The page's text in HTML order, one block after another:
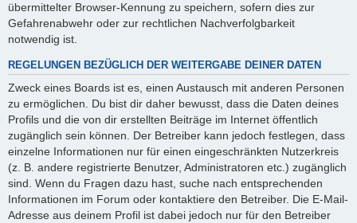
übermittelter Browser-Kennung zu speichern, sofern dies zur
Gefahrenabwehr oder zur rechtlichen Nachverfolgbarkeit
notwendig ist.
REGELUNGEN BEZÜGLICH DER WEITERGABE DEINER DATEN
Zweck eines Boards ist es, einen Austausch mit anderen Personen
zu ermöglichen. Du bist dir daher bewusst, dass die Daten deines
Profils und die von dir erstellten Beiträge im Internet öffentlich
zugänglich sein können. Der Betreiber kann jedoch festlegen, dass
einzelne Informationen nur für einen eingeschränkten Nutzerkreis
(z. B. andere registrierte Benutzer, Administratoren etc.) zugänglich
sind. Wenn du Fragen dazu hast, suche nach entsprechenden
Informationen im Forum oder kontaktiere den Betreiber. Die E-Mail-
Adresse aus deinem Profil ist dabei jedoch nur für den Betreiber